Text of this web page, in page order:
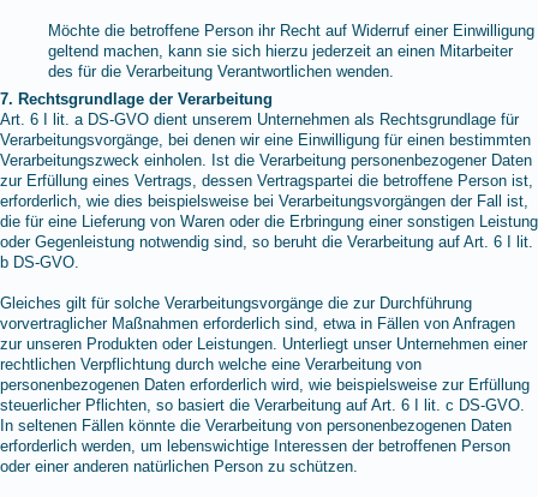
Möchte die betroffene Person ihr Recht auf Widerruf einer Einwilligung
geltend machen, kann sie sich hierzu jederzeit an einen Mitarbeiter
des für die Verarbeitung Verantwortlichen wenden.
7. Rechtsgrundlage der Verarbeitung
Art. 6 I lit. a DS-GVO dient unserem Unternehmen als Rechtsgrundlage für
Verarbeitungsvorgänge, bei denen wir eine Einwilligung für einen bestimmten
Verarbeitungszweck einholen. Ist die Verarbeitung personenbezogener Daten
zur Erfüllung eines Vertrags, dessen Vertragspartei die betroffene Person ist,
erforderlich, wie dies beispielsweise bei Verarbeitungsvorgängen der Fall ist,
die für eine Lieferung von Waren oder die Erbringung einer sonstigen Leistung
oder Gegenleistung notwendig sind, so beruht die Verarbeitung auf Art. 6 I lit.
b DS-GVO.
Gleiches gilt für solche Verarbeitungsvorgänge die zur Durchführung
vorvertraglicher Maßnahmen erforderlich sind, etwa in Fällen von Anfragen
zur unseren Produkten oder Leistungen. Unterliegt unser Unternehmen einer
rechtlichen Verpflichtung durch welche eine Verarbeitung von
personenbezogenen Daten erforderlich wird, wie beispielsweise zur Erfüllung
steuerlicher Pflichten, so basiert die Verarbeitung auf Art. 6 I lit. c DS-GVO.
In seltenen Fällen könnte die Verarbeitung von personenbezogenen Daten
erforderlich werden, um lebenswichtige Interessen der betroffenen Person
oder einer anderen natürlichen Person zu schützen.